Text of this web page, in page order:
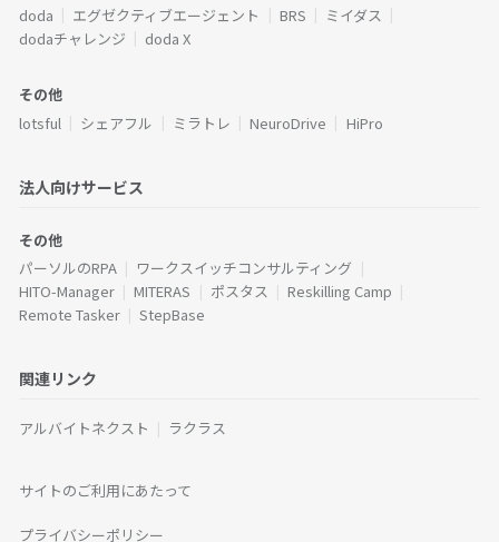
doda
エグゼクティブエージェント BRS
ミイダス
dodaチャレンジ
doda X
その他
lotsful
シェアフル ミラトレ NeuroDrive HiPro
法人向けサービス
その他
パーソルのRPA
ワークスイッチコンサルティング
HITO-Manager
MITERAS ポスタス
Reskilling Camp
Remote Tasker
StepBase
関連リンク
アルバイトネクスト ラクラス
サイトのご利用にあたって
プライバシーポリシー